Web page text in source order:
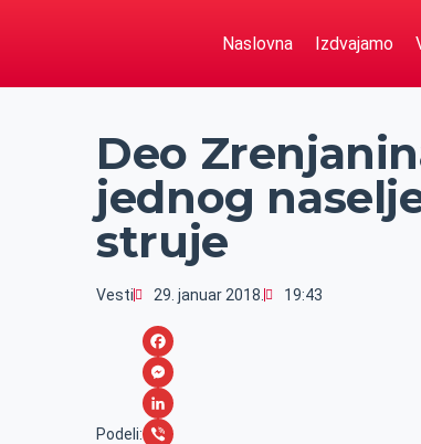
Naslovna Izdvajamo
Deo
jednog
struje
Vesti 29. januar 2018. 19:43
Podeli:
F
a
c
M
eL